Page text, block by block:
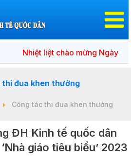
Nhiệt liệt chào mừng Ngày bầu
thi đua khen thưởng
Công tác thi đua khen thưởng
ĐH Kinh tế quốc dân
giáo tiêu biểu’ 2023